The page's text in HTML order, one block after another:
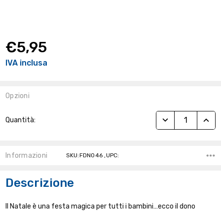
€5,95
IVA inclusa
Opzioni
Attuale:
Quantità: RIDUCI
Informazioni SKU:FDN046 ,UPC:
Descrizione
Il Natale è una festa magica per tutti i bambini…ecco il dono